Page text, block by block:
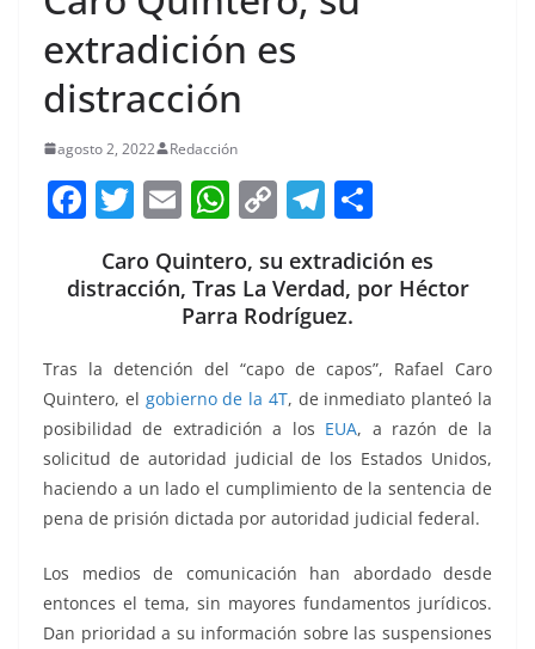
extradición es
distracción
agosto 2, 2022 Redacción
F
c
e
b
o
o
k
T
itt
er
E
ai
l
W
at
s
A
p
p
C
p
y
Li
n
k
T
e
gr
a
m
ar
e
Caro Quintero, su extradición es
distracción, Tras La Verdad, por Héctor
Parra Rodríguez.
Tras la detención del “capo de capos”, Rafael Caro
Quintero, el gobierno de la 4T, de inmediato planteó la
posibilidad de extradición a los EUA, a razón de la
solicitud de autoridad judicial de los Estados Unidos,
haciendo a un lado el cumplimiento de la sentencia de
pena de prisión dictada por autoridad judicial federal.
Los medios de comunicación han abordado desde
entonces el tema, sin mayores fundamentos jurídicos.
Dan prioridad a su información sobre las suspensiones